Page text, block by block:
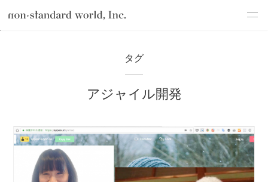
works
shop
blog
タグ
アジャイル開発